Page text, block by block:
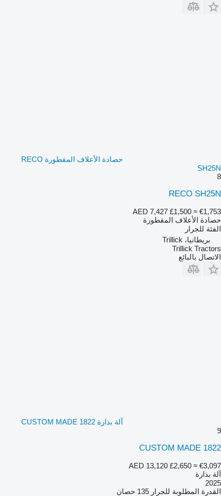
حصادة الأعلاف المقطورة RECO
SH25N
8
RECO SH25N
AED 7,427 £1,500 ≈ €1,753
حصادة الأعلاف المقطورة
الفئة للجرار
بريطانيا، Trillick
Trillick Tractors
الاتصال بالبائع
آلة بذارة CUSTOM MADE 1822
9
CUSTOM MADE 1822
AED 13,120 £2,650 ≈ €3,097
آلة بذارة
2025
القدرة المطلوبة للجرار 135 حصان